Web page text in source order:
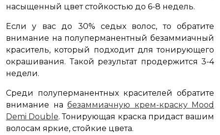
насыщенный цвет стойкостью до 6-8 недель.
Если у вас до 30% седых волос, то обратите
внимание на полуперманентный безаммиачный
краситель, который подходит для тонирующего
окрашивания. Такой результат продержится 3-4
недели.
Среди полуперманентных красителей обратите
внимание на безаммиачную крем-краску Mood
Demi Double. Тонирующая краска придаст вашим
волосам яркие, стойкие цвета.